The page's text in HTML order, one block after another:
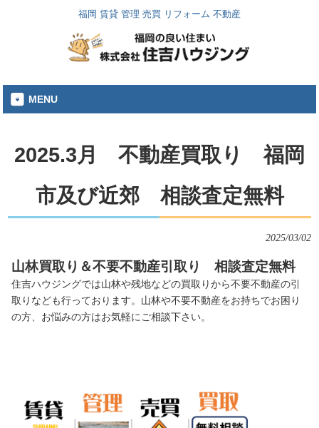
福岡 賃貸 管理 売買 リフォーム 不動産
MENU
2025.3月 不動産買取り 福岡
市及び近郊 相談査定無料
2025/03/02
山林買取り＆不要不動産引取り 相談査定無料
住吉ハウジングでは山林や残地などの買取りから不要不動産の引
取りなども行っております。山林や不要不動産をお持ちでお困り
の方、お悩みの方はお気軽にご相談下さい。